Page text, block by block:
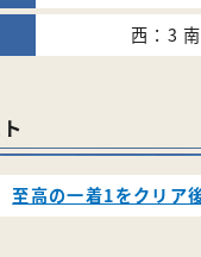
西：3
至高の一着1をクリア